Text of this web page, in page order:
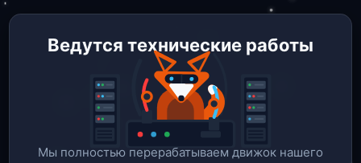
Ведутся технические работы
Мы полностью перерабатываем движок нашего